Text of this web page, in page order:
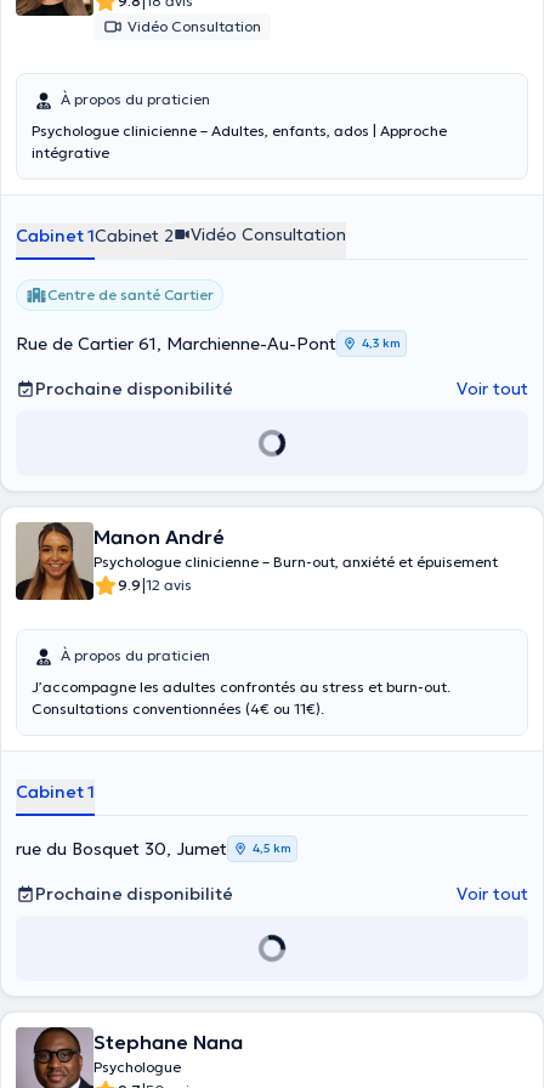
Vidéo Consultation
À propos du praticien
Psychologue clinicienne – Adultes, enfants, ados | Approche
intégrative
Cabinet 1Cabinet 2 Vidéo Consultation
Centre de santé Cartier
Rue de Cartier 61, Marchienne-Au-Pont 4,3 km
Prochaine disponibilité Voir tout
Manon André
Psychologue clinicienne – Burn-out, anxiété et épuisement
9.9|12 avis
À propos du praticien
J’accompagne les adultes confrontés au stress et burn-out.
Consultations conventionnées (4€ ou 11€).
Cabinet 1
rue du Bosquet 30, Jumet 4,5 km
Prochaine disponibilité Voir tout
Stephane Nana
Psychologue